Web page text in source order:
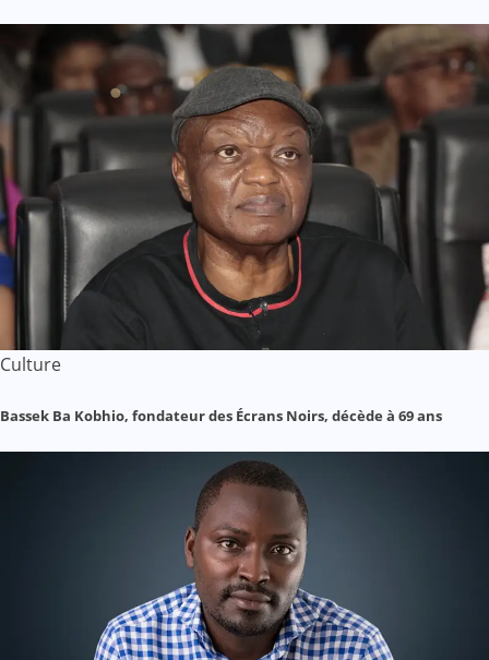
Culture
Bassek Ba Kobhio, fondateur des Écrans Noirs, décède à 69 ans